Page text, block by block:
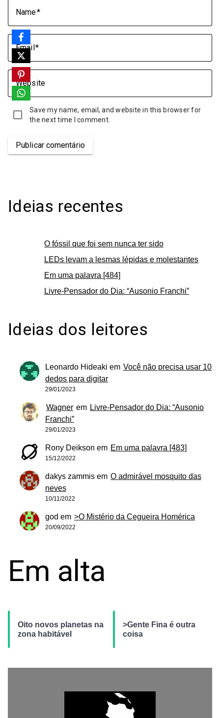
Name
Email
Website
Save my name, email, and website in this browser for
the next time I comment.
Publicar comentário
Ideias recentes
O fóssil que foi sem nunca ter sido
LEDs levam a lesmas lépidas e molestantes
Em uma palavra [484]
Livre-Pensador do Dia: “Ausonio Franchi”
Ideias dos leitores
Leonardo Hideaki em Você não precisa usar 10
dedos para digitar
29/01/2023
Wagner em Livre-Pensador do Dia: “Ausonio
Franchi”
29/01/2023
Rony Deikson em Em uma palavra [483]
15/12/2022
dakys zammis em O admirável mosquito das
neves
10/11/2022
god em >O Mistério da Cegueira Homérica
20/09/2022
Em alta
Oito novos planetas na
zona habitável
>Gente Fina é outra
coisa